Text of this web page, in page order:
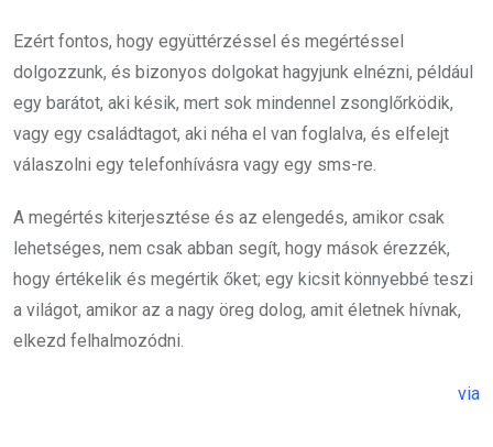
Ezért fontos, hogy együttérzéssel és megértéssel
dolgozzunk, és bizonyos dolgokat hagyjunk elnézni, például
egy barátot, aki késik, mert sok mindennel zsonglőrködik,
vagy egy családtagot, aki néha el van foglalva, és elfelejt
válaszolni egy telefonhívásra vagy egy sms-re.
A megértés kiterjesztése és az elengedés, amikor csak
lehetséges, nem csak abban segít, hogy mások érezzék,
hogy értékelik és megértik őket; egy kicsit könnyebbé teszi
a világot, amikor az a nagy öreg dolog, amit életnek hívnak,
elkezd felhalmozódni.
via